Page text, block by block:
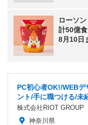
ローソ
計50億
8月10日
PC初心者OK!/WEBデ
ント/手に職つける/未
株式会社RIOT GROUP
神奈川県